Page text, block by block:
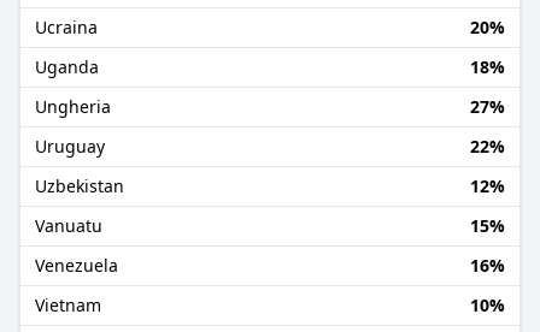
Ucraina
20%
Uganda
18%
Ungheria
27%
Uruguay
22%
Uzbekistan
12%
Vanuatu
15%
Venezuela
16%
Vietnam
10%